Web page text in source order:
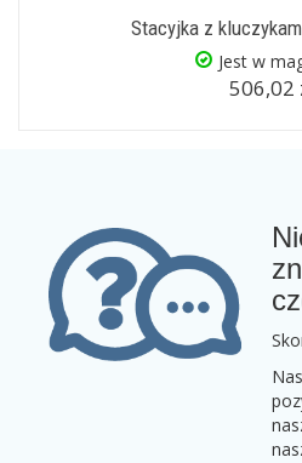
Stacyjka z
Jest w
506,02